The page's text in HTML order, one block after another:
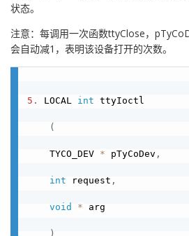
状态。
注意：每调用一次函数ttyClose，
会自动减1，表明该设备打开的次数。
5 . LOCAL int ttyIoctl
(
    TYCO_DEV
* pTyCoDev ,
int request ,
void * arg
)